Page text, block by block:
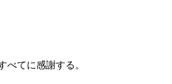
てに感謝する。